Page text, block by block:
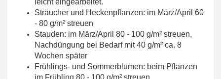
leicht eingearbeitet.
Sträucher und Heckenpflanzen: im März/April 60
- 80 g/m² streuen
Stauden: im März/April 80 - 100 g/m² streuen,
Nachdüngung bei Bedarf mit 40 g/m² ca. 8
Wochen später
Frühlings- und Sommerblumen: beim Pflanzen